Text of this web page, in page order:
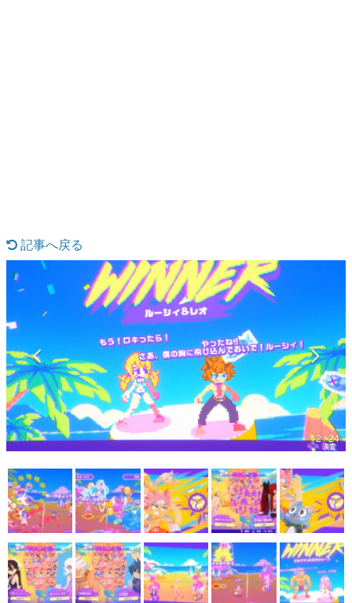
具体的な形から解き明かしていく、硬派で骨太な評論連載
です。
ゲームが変えた日本語
「経験値」「裏技」「ラスボス」… ゲームにまつわる言葉
の起源や用法の変遷を、コンピューター文化史研究家・タ
イニーP氏が徹底調査。
カテゴリ
特集記事
マンガ
女性向け
アプリレビュー
その他
電ファミニコゲーマーとは？
記事へ戻る
12 / 24